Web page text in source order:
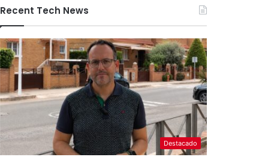
Recent Tech News
Destacado